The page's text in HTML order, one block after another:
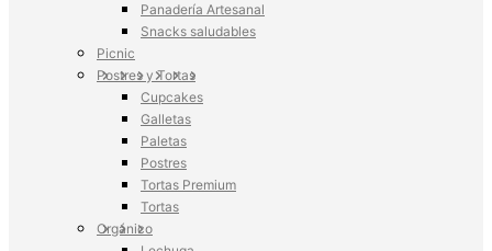
Panadería Artesanal
Snacks saludables
Picnic
Postres y Tortas
Cupcakes
Galletas
Paletas
Postres
Tortas Premium
Tortas
Orgánico